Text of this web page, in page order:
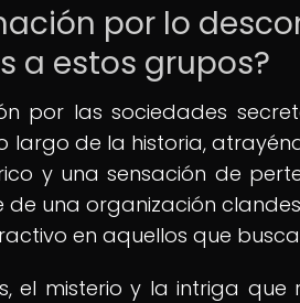
por lo
a estos grupos?
por las sociedades
largo de la historia,
y una sensación de
una organización
en aquellos que
el misterio y la intriga